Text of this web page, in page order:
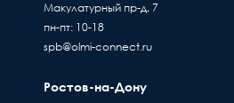
Макулатурный пр-д, 7
пн-пт: 10-18
spb@olmi-connect.ru
Ростов-на-Дону